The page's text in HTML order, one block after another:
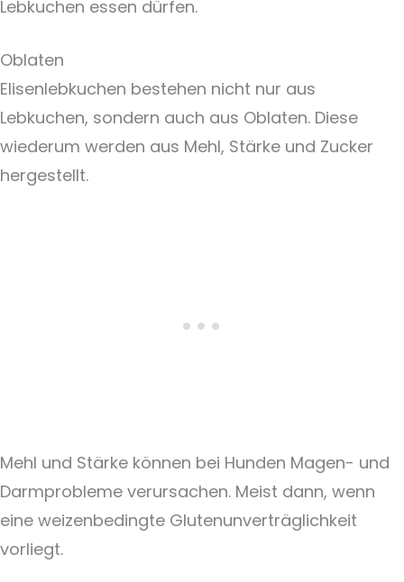
Lebkuchen essen dürfen.
Oblaten
Elisenlebkuchen bestehen nicht nur aus
Lebkuchen, sondern auch aus Oblaten. Diese
wiederum werden aus Mehl, Stärke und Zucker
hergestellt.
Mehl und Stärke können bei Hunden Magen- und
Darmprobleme verursachen. Meist dann, wenn
eine weizenbedingte Glutenunverträglichkeit
vorliegt.